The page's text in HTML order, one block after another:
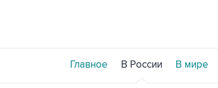
Главное В России В мире